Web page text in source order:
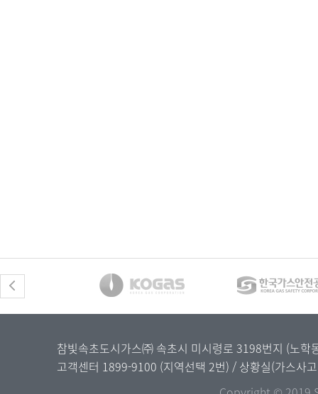
참빛속초도시가스㈜ 속초시 미시령로 3198번지 (노
고객센터 1899-9100 (지역선택 2번) / 상황실(가스사